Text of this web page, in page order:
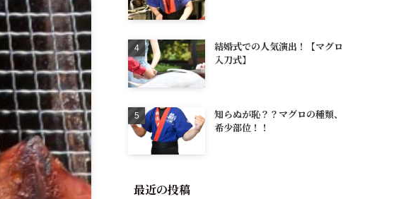
結婚式での人気演出！【マグロ
入刀式】
知らぬが恥？？マグロの種類、
希少部位！！
最近の投稿